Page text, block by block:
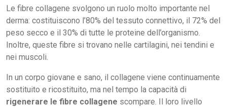
Le fibre collagene svolgono un ruolo molto importante nel
derma: costituiscono l’80% del tessuto connettivo, il 72% del
peso secco e il 30% di tutte le proteine dell’organismo.
Inoltre, queste fibre si trovano nelle cartilagini, nei tendini e
nei muscoli.
In un corpo giovane e sano, il collagene viene continuamente
sostituito e ricostituito, ma nel tempo la capacità di
rigenerare le fibre collagene scompare. Il loro livello